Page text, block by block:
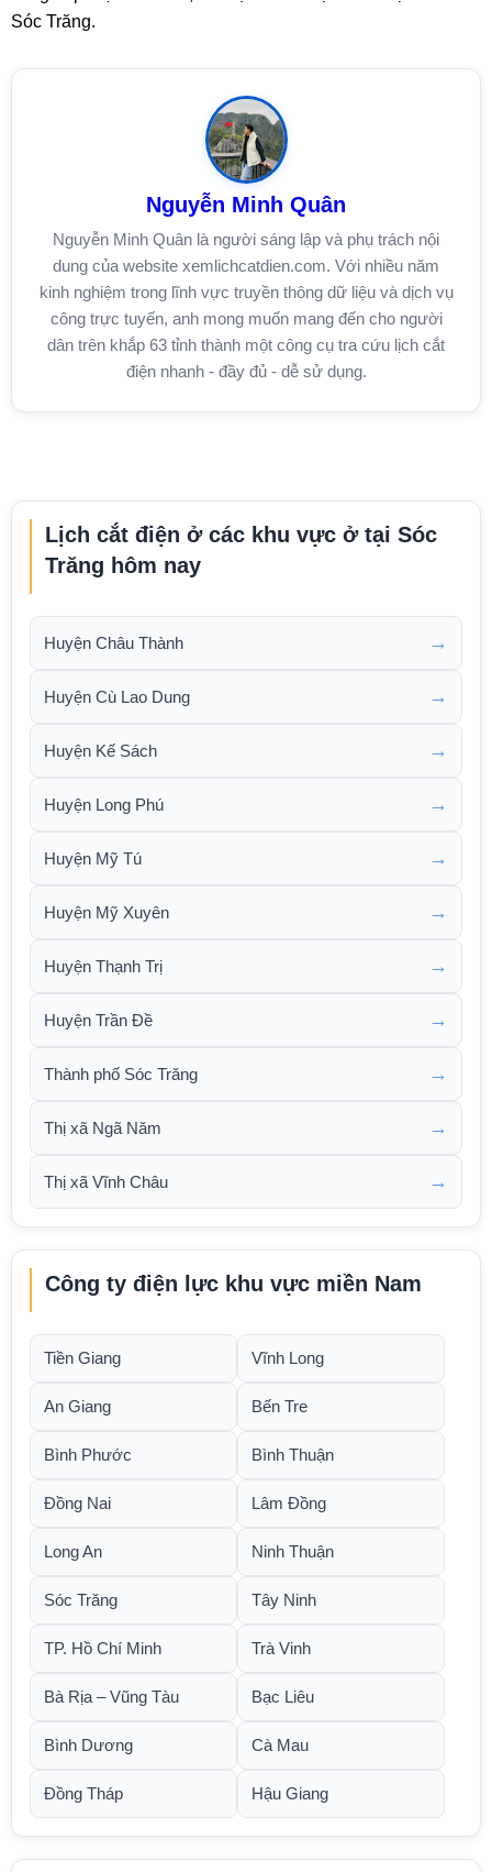
Sóc Trăng.
Nguyễn Minh Quân
Nguyễn Minh Quân là người sáng lập và phụ trách nội
dung của website xemlichcatdien.com. Với nhiều năm
kinh nghiệm trong lĩnh vực truyền thông dữ liệu và dịch vụ
công trực tuyến, anh mong muốn mang đến cho người
dân trên khắp 63 tỉnh thành một công cụ tra cứu lịch cắt
điện nhanh - đầy đủ - dễ sử dụng.
Lịch cắt điện ở các khu vực ở tại Sóc
Trăng hôm nay
Huyện Châu Thành →
Huyện Cù Lao Dung →
Huyện Kế Sách →
Huyện Long Phú →
Huyện Mỹ Tú →
Huyện Mỹ Xuyên →
Huyện Thạnh Trị →
Huyện Trần Đề →
Thành phố Sóc Trăng →
Thị xã Ngã Năm →
Thị xã Vĩnh Châu →
Công ty điện lực khu vực miền Nam
Tiền Giang Vĩnh Long
An Giang Bến Tre
Bình Phước Bình Thuận
Đồng Nai Lâm Đồng
Long An Ninh Thuận
Sóc Trăng Tây Ninh
TP. Hồ Chí Minh Trà Vinh
Bà Rịa – Vũng Tàu Bạc Liêu
Bình Dương Cà Mau
Đồng Tháp Hậu Giang